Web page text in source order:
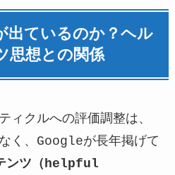
出ているのか？ヘル
思想との関係
ィクルへの評価調整は、
く、Googleが長年掲げて
テンツ（helpful